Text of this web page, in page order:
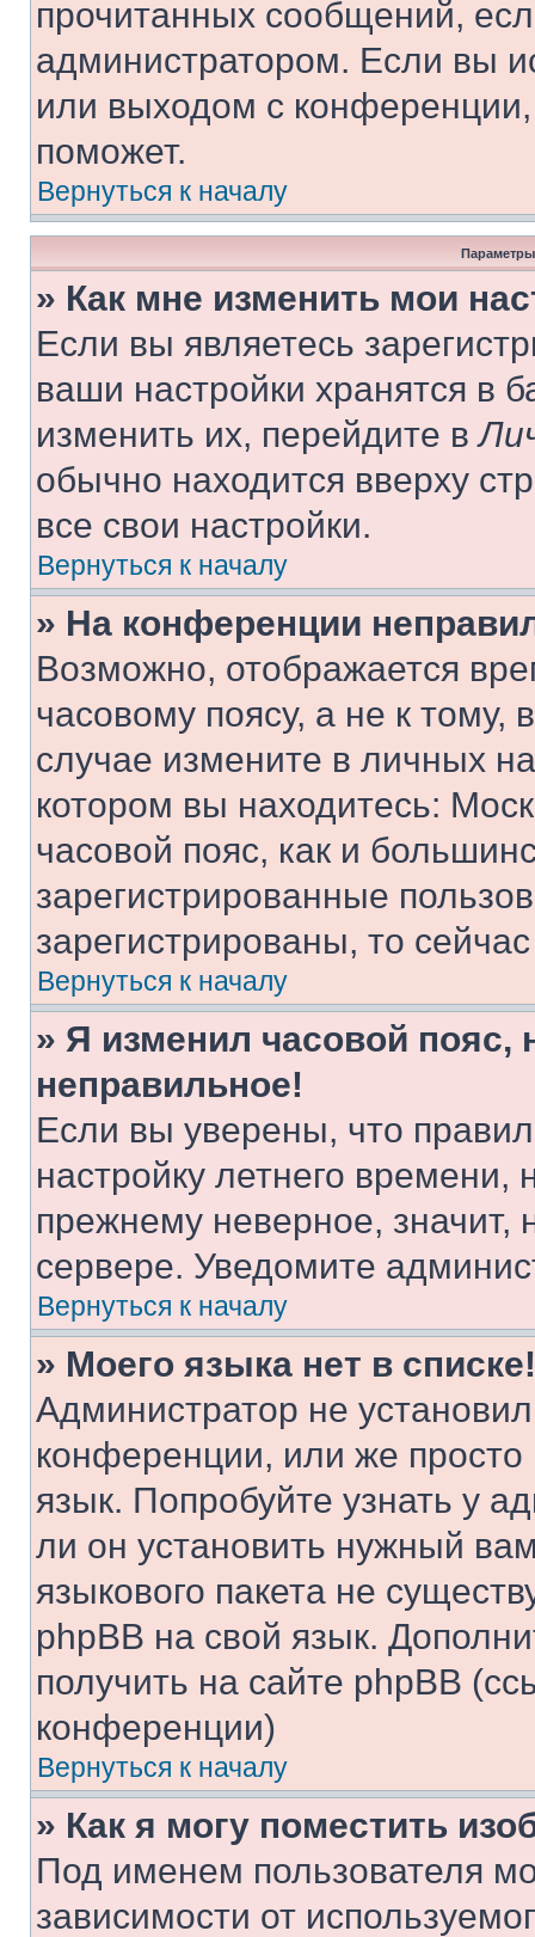
прочитанных сообщений,
администратором. Если вы
или выходом с
поможет.
Вернуться к началу
Параметры
» Как мне изменить мои
Если вы являетесь
ваши настройки хранятся в
изменить их, перейдите в
обычно находится вверху
все свои настройки.
Вернуться к началу
» На конференции
Возможно, отображается
часовому поясу, а не к тому,
случае измените в личных
котором вы находитесь:
часовой пояс, как и
зарегистрированные
зарегистрированы, то
Вернуться к началу
» Я изменил часовой пояс,
неправильное!
Если вы уверены, что
настройку летнего
прежнему неверное, значит,
сервере. Уведомите
Вернуться к началу
» Моего языка нет в списке!
Администратор не
конференции, или же
язык. Попробуйте узнать у
ли он установить нужный
языкового пакета не
phpBB на свой язык.
получить на сайте phpBB
конференции)
Вернуться к началу
» Как я могу поместить
Под именем пользователя
зависимости от